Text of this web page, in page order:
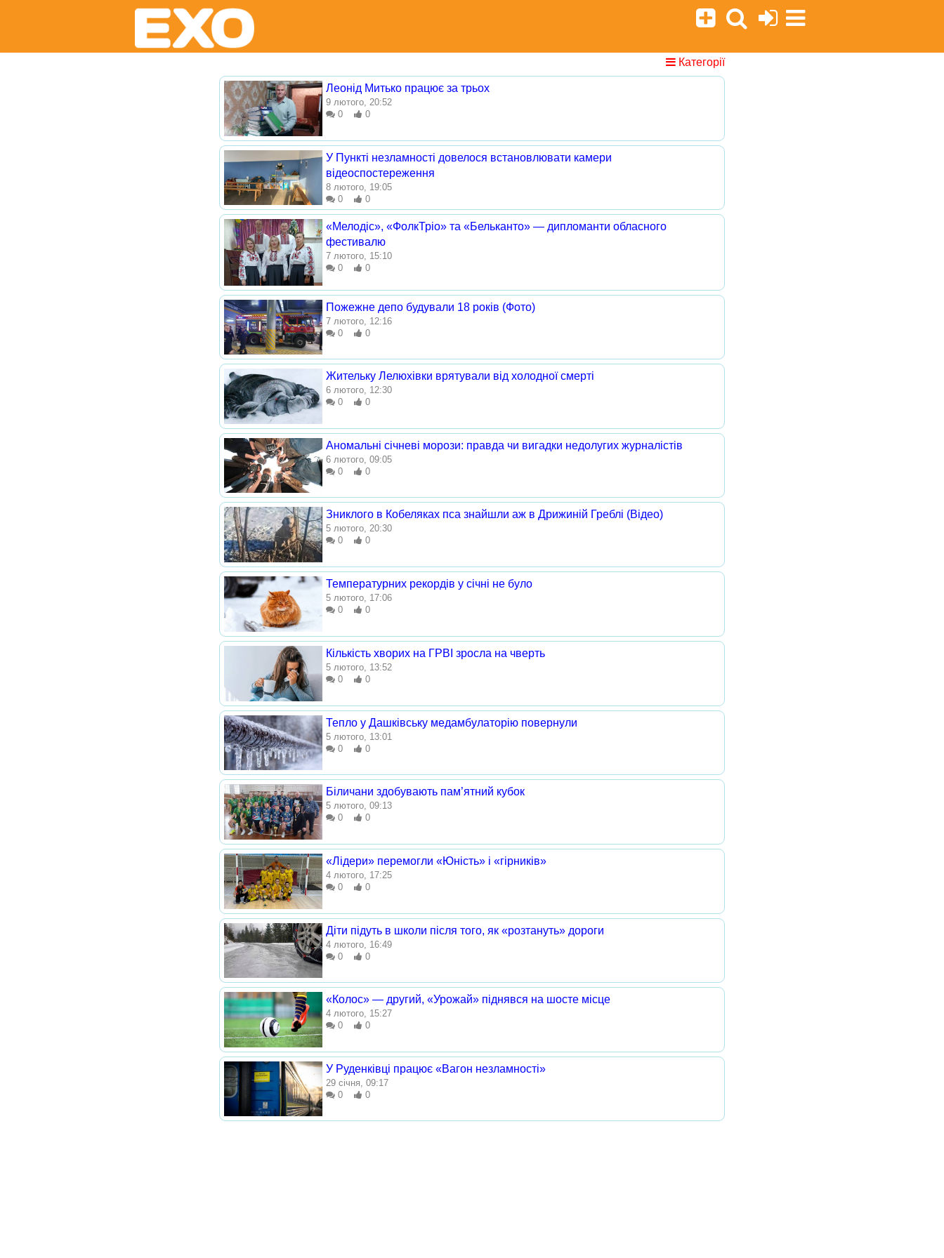
Категорії
Леонід Митько працює за трьох
9 лютого, 20:52
0
0
У Пункті незламності довелося встановлювати камери
відеоспостереження
8 лютого, 19:05
0
0
«Мелодіс», «ФолкТріо» та «Бельканто» — дипломанти обласного
фестивалю
7 лютого, 15:10
0
0
Пожежне депо будували 18 років (Фото)
7 лютого, 12:16
0
0
Жительку Лелюхівки врятували від холодної смерті
6 лютого, 12:30
0
0
Аномальні січневі морози: правда чи вигадки недолугих журналістів
6 лютого, 09:05
0
0
Зниклого в Кобеляках пса знайшли аж в Дрижиній Греблі (Відео)
5 лютого, 20:30
0
0
Температурних рекордів у січні не було
5 лютого, 17:06
0
0
Кількість хворих на ГРВІ зросла на чверть
5 лютого, 13:52
0
0
Тепло у Дашківську медамбулаторію повернули
5 лютого, 13:01
0
0
Біличани здобувають пам’ятний кубок
5 лютого, 09:13
0
0
«Лідери» перемогли «Юність» і «гірників»
4 лютого, 17:25
0
0
Діти підуть в школи після того, як «розтануть» дороги
4 лютого, 16:49
0
0
«Колос» — другий, «Урожай» піднявся на шосте місце
4 лютого, 15:27
0
0
У Руденківці працює «Вагон незламності»
29 січня, 09:17
0
0